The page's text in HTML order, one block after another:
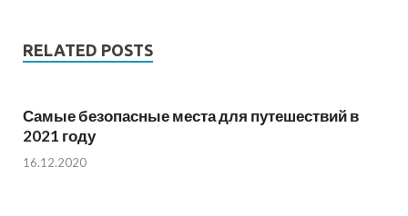
RELATED POSTS
Самые безопасные места для путешествий в
2021 году
16.12.2020